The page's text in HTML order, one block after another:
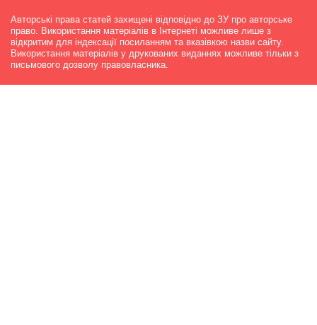
Авторські права статей захищені відповідно до ЗУ про авторське
право. Використання матеріалів в Інтернеті можливе лише з
відкритим для індексації посиланням та вказівкою назви сайту.
Використання матеріалів у друкованих виданнях можливе тільки з
письмового дозволу правовласника.